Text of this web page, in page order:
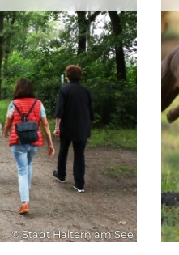
© Stadt Haltern am See